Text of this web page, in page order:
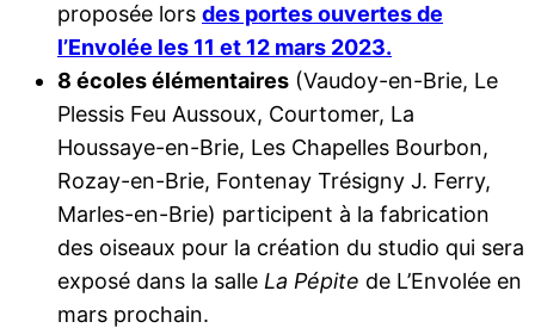
proposée lors des portes ouvertes de
l’Envolée les 11 et 12 mars 2023.
8 écoles élémentaires (Vaudoy-en-Brie, Le
Plessis Feu Aussoux, Courtomer, La
Houssaye-en-Brie, Les Chapelles Bourbon,
Rozay-en-Brie, Fontenay Trésigny J. Ferry,
Marles-en-Brie) participent à la fabrication
des oiseaux pour la création du studio qui sera
exposé dans la salle La Pépite de L’Envolée en
mars prochain.